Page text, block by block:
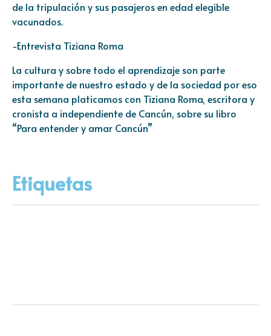
de la tripulación y sus pasajeros en edad elegible
vacunados.
-Entrevista Tiziana Roma
La cultura y sobre todo el aprendizaje son parte
importante de nuestro estado y de la sociedad por eso
esta semana platicamos con Tiziana Roma, escritora y
cronista a independiente de Cancún, sobre su libro
“Para entender y amar Cancún”
Etiquetas